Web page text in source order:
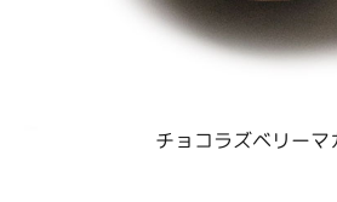
チョコラズベリーマ